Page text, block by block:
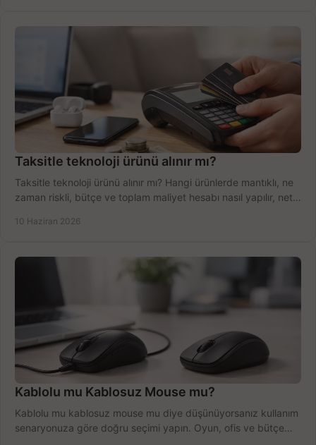
Taksitle teknoloji ürünü alınır mı?
Taksitle teknoloji ürünü alınır mı? Hangi ürünlerde mantıklı, ne
zaman riskli, bütçe ve toplam maliyet hesabı nasıl yapılır, net
10 Haziran 2026
Kablolu mu Kablosuz Mouse mu?
Kablolu mu kablosuz mouse mu diye düşünüyorsanız kullanım
senaryonuza göre doğru seçimi yapın. Oyun, ofis ve bütçe